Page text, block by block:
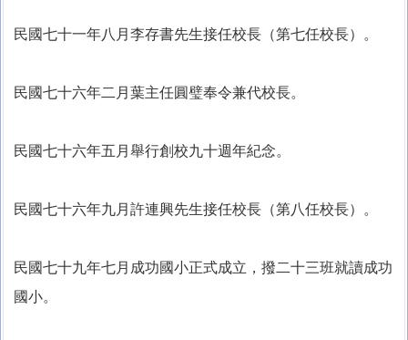
民國七十一年八月李存書先生接任校長（第七任校長）。
民國七十六年二月葉主任圓璧奉令兼代校長。
民國七十六年五月舉行創校九十週年紀念。
民國七十六年九月許連興先生接任校長（第八任校長）。
民國七十九年七月成功國小正式成立，撥二十三班就讀成功
國小。